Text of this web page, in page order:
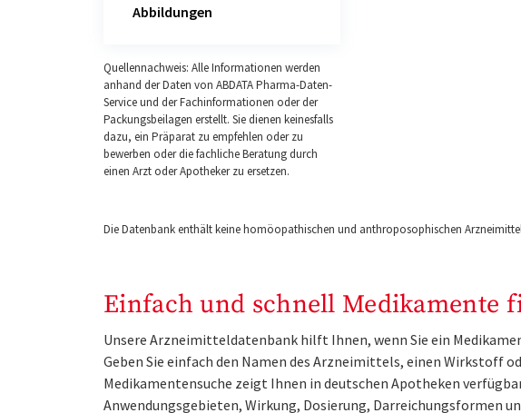
Abbildungen
Quellennachweis: Alle Informationen werden
anhand der Daten von ABDATA Pharma-Daten-
Service und der Fachinformationen oder der
Packungsbeilagen erstellt. Sie dienen keinesfalls
dazu, ein Präparat zu empfehlen oder zu
bewerben oder die fachliche Beratung durch
einen Arzt oder Apotheker zu ersetzen.
Die Datenbank enthält keine homöopathischen und anthroposophischen
Einfach und schnell Medikamente
Unsere Arzneimitteldatenbank hilft Ihnen, wenn Sie ein
Geben Sie einfach den Namen des Arzneimittels, einen Wirkstoff
Medikamentensuche zeigt Ihnen in deutschen Apotheken
Anwendungsgebieten, Wirkung, Dosierung, Darreichungsformen